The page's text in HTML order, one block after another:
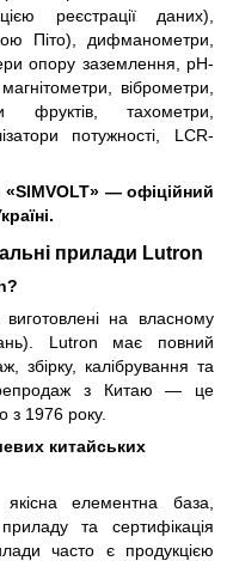
реєстрації даних),
Піто), дифманометри,
опору заземлення, pH-
віброметри,
фруктів, тахометри,
потужності, LCR-
— офіційний
прилади Lutron
на власному
Lutron має повний
збірку, калібрування та
з Китаю — це
з 1976 року.
китайських
елементна база,
та сертифікація
часто є продукцією